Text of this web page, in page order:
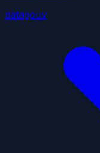
datagouv